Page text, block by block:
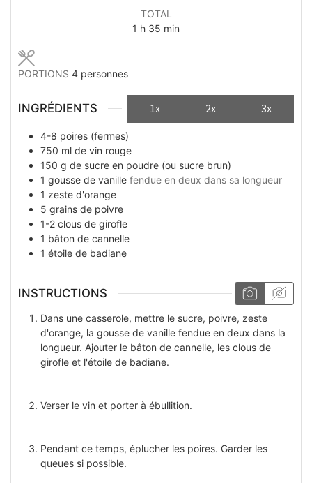
TOTAL
1 heure
h 35 minutes
min
PORTIONS 4 personnes
INGRÉDIENTS 1x 2x 3x
4-8 poires (fermes)
750 ml de vin rouge
150 g de sucre en poudre (ou sucre brun)
1 gousse de vanille fendue en deux dans sa longueur
1 zeste d'orange
5 grains de poivre
1-2 clous de girofle
1 bâton de cannelle
1 étoile de badiane
INSTRUCTIONS
Dans une casserole, mettre le sucre, poivre, zeste
d'orange, la gousse de vanille fendue en deux dans la
longueur. Ajouter le bâton de cannelle, les clous de
girofle et l'étoile de badiane.
Verser le vin et porter à ébullition.
Pendant ce temps, éplucher les poires. Garder les
queues si possible.